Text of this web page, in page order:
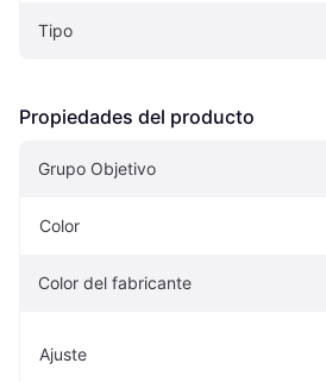
Tipo
Propiedades del producto
Grupo Objetivo
Color
Color del fabricante
Ajuste